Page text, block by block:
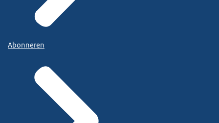
Abonneren